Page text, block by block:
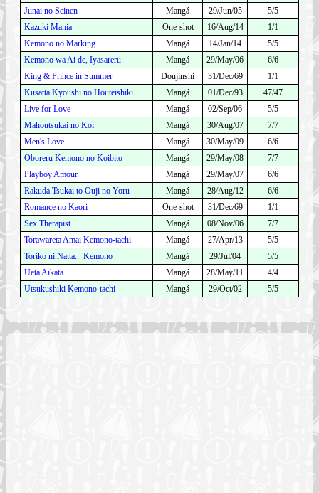
Junai no Seinen
Mangá 29/Jun/05
5/5
Kazuki Mania
One-shot 16/Aug/14
1/1
Kemono no Marking
Mangá 14/Jan/14
5/5
Kemono wa Ai de, Iyasareru
Mangá 29/May/06
6/6
King & Prince in Summer
Doujinshi 31/Dec/69
1/1
Kusatta Kyoushi no Houteishiki
Mangá 01/Dec/93
47/47
Live for Love
Mangá 02/Sep/06
5/5
Mahoutsukai no Koi
Mangá 30/Aug/07
7/7
Men's Love
Mangá 30/May/09
6/6
Oboreru Kemono no Koibito
Mangá 29/May/08
7/7
Playboy Amour.
Mangá 29/May/07
6/6
Rakuda Tsukai to Ouji no Yoru
Mangá 28/Aug/12
6/6
Romance no Kaori
One-shot 31/Dec/69
1/1
Sex Therapist
Mangá 08/Nov/06
7/7
Torawareta Amai Kemono-tachi
Mangá 27/Apr/13
5/5
Toriko ni Natta... Kemono
Mangá 29/Jul/04
5/5
Ueta Aikata
Mangá 28/May/11
4/4
Utsukushiki Kemono-tachi
Mangá 29/Oct/02 5/5